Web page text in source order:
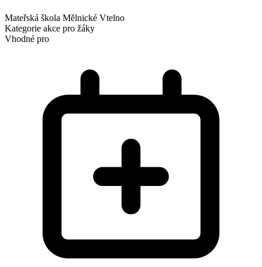
Mateřská škola Mělnické Vtelno
Kategorie akce pro žáky
Vhodné pro